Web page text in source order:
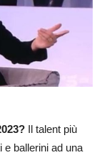
Il talent più
e ballerini ad una